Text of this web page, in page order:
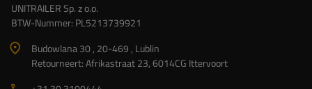
UNITRAILER Sp. z o.o.
BTW-Nummer: PL5213739921
Budowlana 30 , 20-469 , Lublin
Retourneert: Afrikastraat 23, 6014CG Ittervoort